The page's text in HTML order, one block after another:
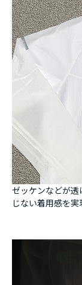
ゼッケンなどが
じない着用感を実